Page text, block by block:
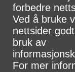
Koordinator for
E-post:
Telefon: +47
forbedre
Ved å bruke
nettsider
bruk av
For mer